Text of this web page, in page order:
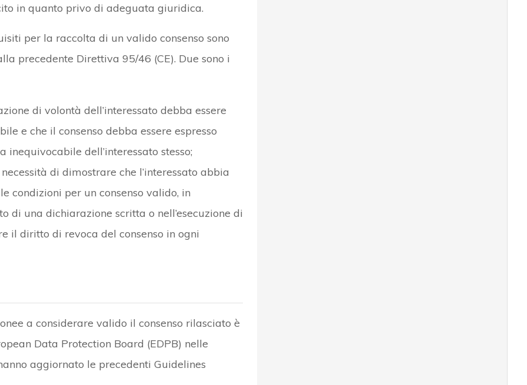
in quanto privo di adeguata giuridica.
per la raccolta di un valido consenso sono
precedente Direttiva 95/46 (CE). Due sono i
di volontà dell’interessato debba essere
e che il consenso debba essere espresso
dell’interessato stesso;
di dimostrare che l’interessato abbia
condizioni per un consenso valido, in
di una dichiarazione scritta o nell’esecuzione di
il diritto di revoca del consenso in ogni
a considerare valido il consenso rilasciato è
Data Protection Board (EDPB) nelle
aggiornato le precedenti Guidelines